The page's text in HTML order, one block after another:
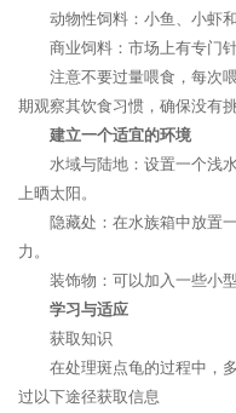
动物性饲料：小鱼、小虾
商业饲料：市场上有专门
注意不要过量喂食，每次
期观察其饮食习惯，确保没有
建立一个适宜的环境
水域与陆地：设置一个浅
上晒太阳。
隐藏处：在水族箱中放置
力。
装饰物：可以加入一些小
学习与适应
获取知识
在处理斑点龟的过程中，
过以下途径获取信息